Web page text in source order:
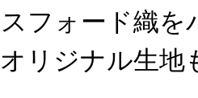
フォード織を
リジナル生地